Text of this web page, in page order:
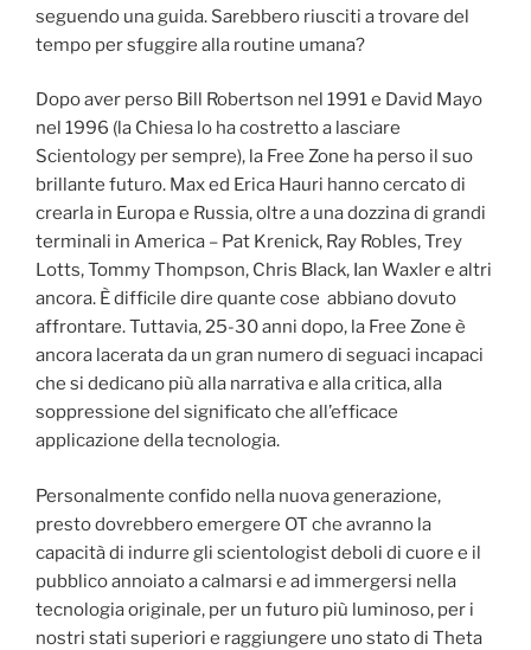
seguendo una guida. Sarebbero riusciti a trovare del
tempo per sfuggire alla routine umana?
Dopo aver perso Bill Robertson nel 1991 e David Mayo
nel 1996 (la Chiesa lo ha costretto a lasciare
Scientology per sempre), la Free Zone ha perso il suo
brillante futuro. Max ed Erica Hauri hanno cercato di
crearla in Europa e Russia, oltre a una dozzina di grandi
terminali in America – Pat Krenick, Ray Robles, Trey
Lotts, Tommy Thompson, Chris Black, Ian Waxler e altri
ancora. È difficile dire quante cose abbiano dovuto
affrontare. Tuttavia, 25-30 anni dopo, la Free Zone è
ancora lacerata da un gran numero di seguaci incapaci
che si dedicano più alla narrativa e alla critica, alla
soppressione del significato che all’efficace
applicazione della tecnologia.
Personalmente confido nella nuova generazione,
presto dovrebbero emergere OT che avranno la
capacità di indurre gli scientologist deboli di cuore e il
pubblico annoiato a calmarsi e ad immergersi nella
tecnologia originale, per un futuro più luminoso, per i
nostri stati superiori e raggiungere uno stato di Theta